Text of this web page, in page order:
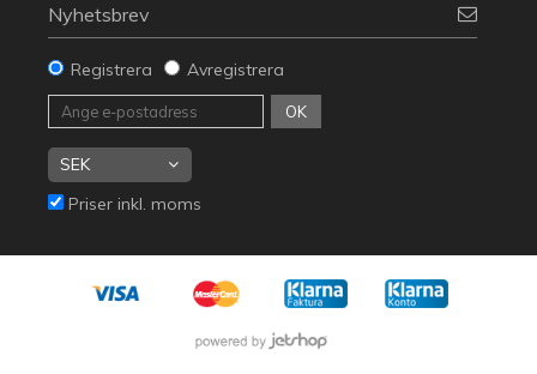
Nyhetsbrev
Registrera Avregistrera
OK
Priser inkl. moms